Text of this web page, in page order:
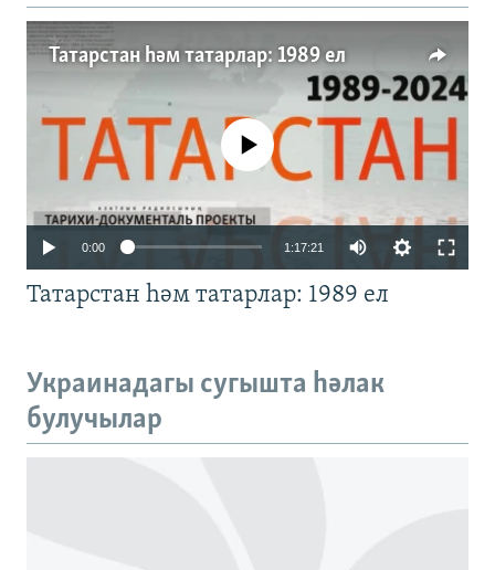
Татарстан һәм татарлар: 1989 ел
No media source currently available
0:00 1:17:21
720p
Татарстан һәм татарлар: 1989 ел
Украинадагы сугышта һәлак
булучылар